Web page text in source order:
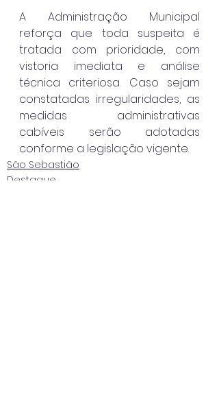
A Administração Municipal
reforça que toda suspeita é
tratada com prioridade, com
vistoria imediata e análise
técnica criteriosa. Caso sejam
constatadas irregularidades, as
medidas administrativas
cabíveis serão adotadas
conforme a legislação vigente.
São Sebastião
Destaque